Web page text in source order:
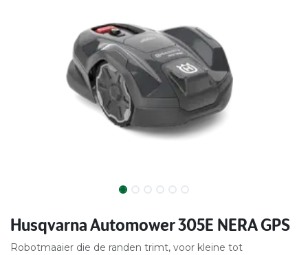
Husqvarna Automower 305E NERA GPS
Robotmaaier die de randen trimt, voor kleine tot